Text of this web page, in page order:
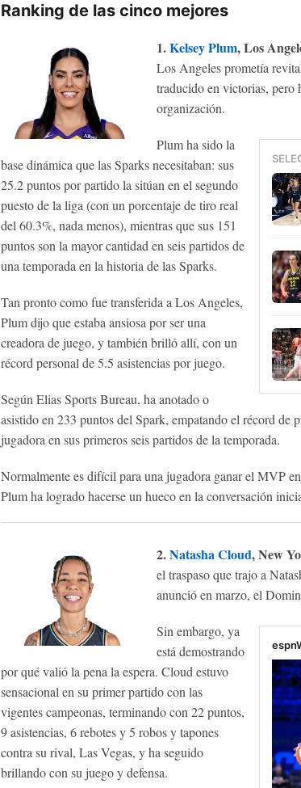
Ranking de las cinco mejores
1.Kelsey Plum, Los
Los Angeles prometía
traducido en victorias, pero
organización.
Plum ha sido la
base dinámica que las Sparks necesitaban: sus
25.2 puntos por partido la sitúan en el segundo
puesto de la liga (con un porcentaje de tiro real
del 60.3%, nada menos), mientras que sus 151
puntos son la mayor cantidad en seis partidos de
una temporada en la historia de las Sparks.
Tan pronto como fue transferida a Los Angeles,
Plum dijo que estaba ansiosa por ser una
creadora de juego, y también brilló allí, con un
récord personal de 5.5 asistencias por juego.
Según Elias Sports Bureau, ha anotado o
asistido en 233 puntos del Spark, empatando el récord de
jugadora en sus primeros seis partidos de la temporada.
Normalmente es difícil para una jugadora ganar el MVP
Plum ha logrado hacerse un hueco en la conversación
2.Natasha Cloud, New
el traspaso que trajo a
anunció en marzo, el
Sin embargo, ya
está demostrando
por qué valió la pena la espera. Cloud estuvo
sensacional en su primer partido con las
vigentes campeonas, terminando con 22 puntos,
9 asistencias, 6 rebotes y 5 robos y tapones
contra su rival, Las Vegas, y ha seguido
brillando con su juego y defensa.